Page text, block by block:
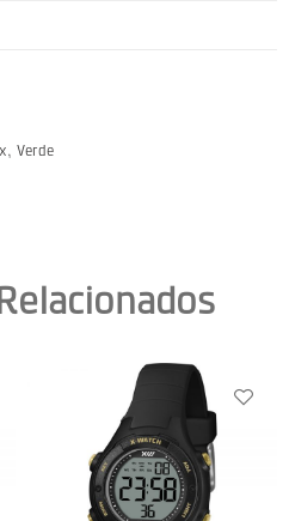
, Verde